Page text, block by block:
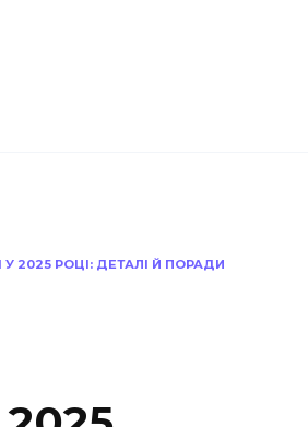
РОЦІ: ДЕТАЛІ Й ПОРАДИ